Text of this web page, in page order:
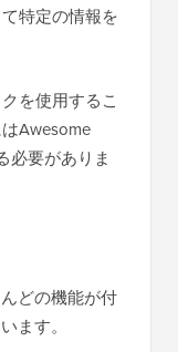
特定の情報を
を使用するこ
Awesome
必要がありま
どの機能が付
ます。